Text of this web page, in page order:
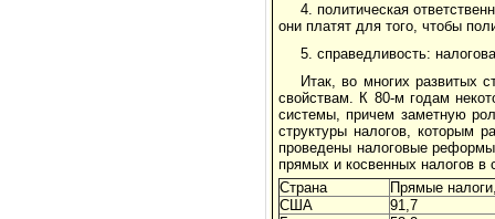
4. политическая
они платят для того, чтобы
5. справедливость:
Итак, во многих развитых
свойствам. К 80-м годам
системы, причем заметную
структуры налогов, которым
проведены налоговые
прямых и косвенных налогов в
Страна
Прямые
CША
91,7